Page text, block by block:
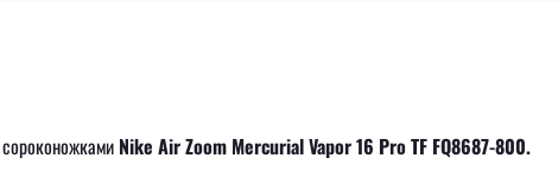
Nike Air Zoom Mercurial Vapor 16 Pro TF FQ8687-800.